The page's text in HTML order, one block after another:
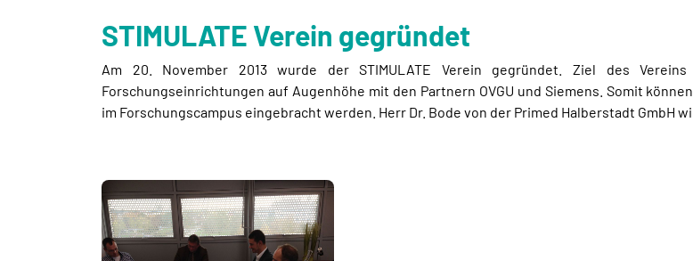
STIMULATE Verein gegründet
Am 20. November 2013 wurde der STIMULATE Verein gegründet. Ziel des
Forschungseinrichtungen auf Augenhöhe mit den Partnern OVGU und Siemens. Somit
im Forschungscampus eingebracht werden. Herr Dr. Bode von der Primed Halberstadt GmbH